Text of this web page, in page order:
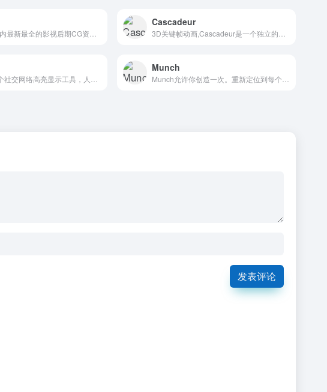
Cascadeur
Munch
发表评论